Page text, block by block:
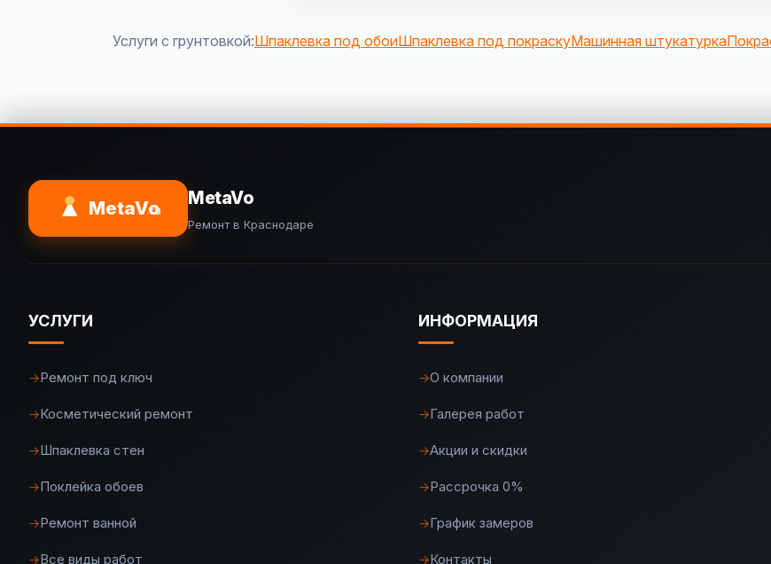
Услуги с грунтовкой:Шпаклевка под обоиШпаклевка под покраскуМашинная штукатурка
MetaVo
.ru
MetaVo
Ремонт в Краснодаре
УСЛУГИ
→Ремонт под ключ
→Косметический ремонт
→Шпаклевка стен
→Поклейка обоев
→Ремонт ванной
→Все виды работ
ИНФОРМАЦИЯ
→О компании
→Галерея работ
→Акции и скидки
→Рассрочка 0%
→График замеров
→Контакты